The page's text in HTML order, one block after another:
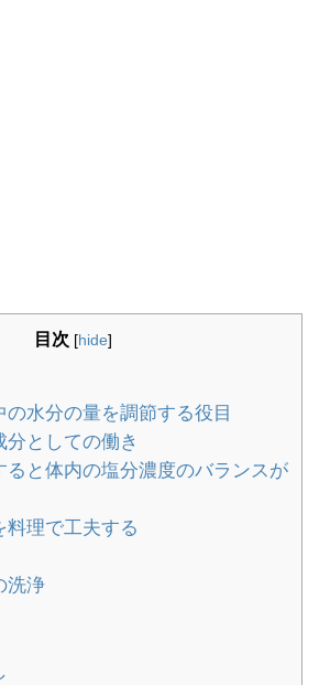
目次 [hide]
水分の量を調節する役目
としての働き
と体内の塩分濃度のバランスが
理で工夫する
洗浄